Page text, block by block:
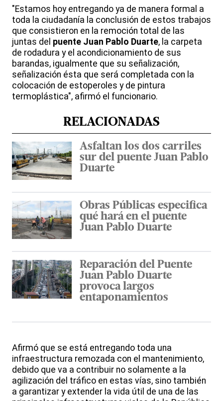
"Estamos hoy entregando ya de manera formal a
toda la ciudadanía la conclusión de estos trabajos
que consistieron en la remoción total de las
juntas del puente Juan Pablo Duarte, la carpeta
de rodadura y el acondicionamiento de sus
barandas, igualmente que su señalización,
señalización ésta que será completada con la
colocación de estoperoles y de pintura
termoplástica", afirmó el funcionario.
RELACIONADAS
Asfaltan los dos carriles
sur del puente Juan Pablo
Duarte
Obras Públicas especifica
qué hará en el puente
Juan Pablo Duarte
Reparación del Puente
Juan Pablo Duarte
provoca largos
entaponamientos
Afirmó que se está entregando toda una
infraestructura remozada con el mantenimiento,
debido que va a contribuir no solamente a la
agilización del tráfico en estas vías, sino también
a garantizar y extender la vida útil de una de las